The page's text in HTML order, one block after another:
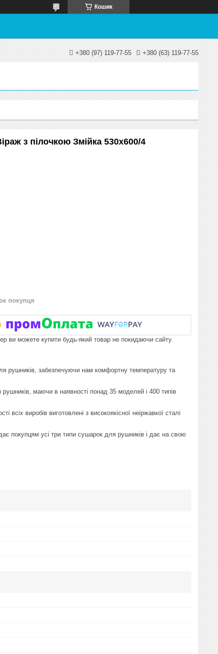
Кошик
+380 (97) 119-77-55 +380 (63) 119-77-55
з пілочкою Змійка 530х600/4
покупця
ви можете купити будь-який товар не покидаючи сайту.
рушників, забезпечуючи нам комфортну температуру та
маючи в наявності понад 35 моделей і 400 типів
виробів виготовлені з високоякісної неіржавкої сталі
покупцям усі три типи сушарок для рушників і дає на свою